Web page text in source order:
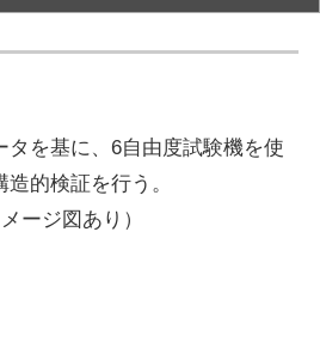
タを基に、6自由度試験機を使
的検証を行う。
ージ図あり）